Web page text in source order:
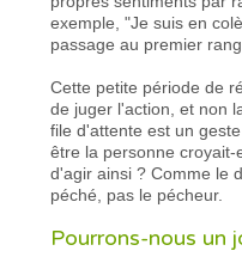
exemple, "Je suis en
passage au premier
Cette petite période de
de juger l'action, et non
file d'attente est un
être la personne
d'agir ainsi ? Comme le
péché, pas le pécheur.
Pourrons-nous un